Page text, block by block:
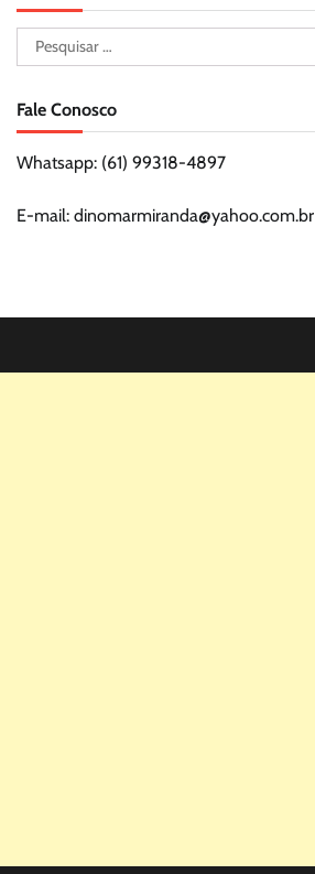
Pesquisar
por:
Fale Conosco
Whatsapp: (61) 99318-4897
E-mail: dinomarmiranda@yahoo.com.br